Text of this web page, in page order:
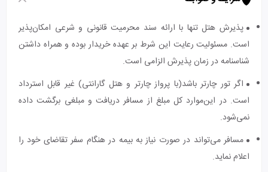
پذیرش هتل تنها با ارائه سند محرمیت قانونی و شرعی امکان‌پذیر
است. مسئولیت رعایت این شرط بر عهده خریدار بوده و همراه داشتن
شناسنامه در زمان پذیرش الزامی است.
اگر تور چارتر باشد(با پرواز چارتر و هتل گارانتی) غیر قابل استرداد
است. در این‌موارد کل مبلغ از مسافر دریافت و مبلغی برگشت داده
نمی‌شود.
مسافر می‌تواند در صورت نیاز به بیمه در هنگام سفر تقاضای خود را
اعلام نماید.